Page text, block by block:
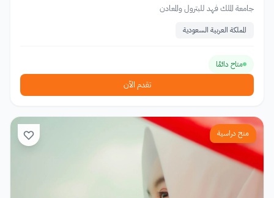
جامعة الملك فهد للبترول والمعادن
المملكة العربية السعودية
متاح دائمًا
تقدم الآن
منح دراسية